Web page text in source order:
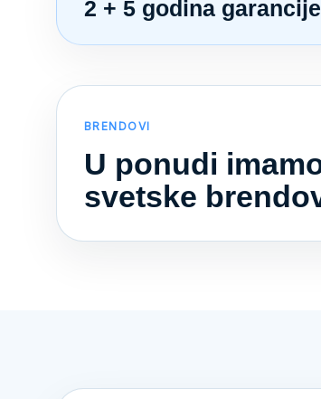
2 + 5 godina garancije
BRENDOVI
U ponudi
svetske